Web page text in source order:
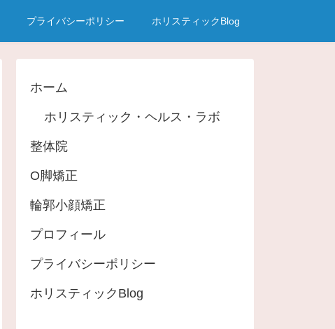
プライバシーポリシー ホリスティックBlog
ホーム
ホリスティック・ヘルス・ラボ
整体院
O脚矯正
輪郭小顔矯正
プロフィール
プライバシーポリシー
ホリスティックBlog